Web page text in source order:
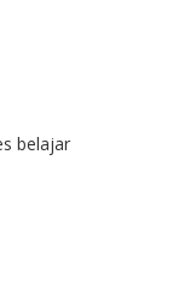
belajar